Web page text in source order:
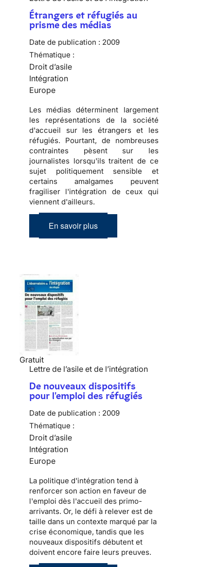
Étrangers et réfugiés au
prisme des médias
Date de publication : 2009
Thématique :
Droit d’asile
Intégration
Europe
Les médias déterminent largement
les représentations de la société
d'accueil sur les étrangers et les
réfugiés. Pourtant, de nombreuses
contraintes pèsent sur les
journalistes lorsqu'ils traitent de ce
sujet politiquement sensible et
certains amalgames peuvent
fragiliser l'intégration de ceux qui
viennent d'ailleurs.
En savoir plus
Gratuit
Lettre de l’asile et de l’intégration
De nouveaux dispositifs
pour l'emploi des réfugiés
Date de publication : 2009
Thématique :
Droit d’asile
Intégration
Europe
La politique d'intégration tend à
renforcer son action en faveur de
l'emploi dès l'accueil des primo-
arrivants. Or, le défi à relever est de
taille dans un contexte marqué par la
crise économique, tandis que les
nouveaux dispositifs débutent et
doivent encore faire leurs preuves.